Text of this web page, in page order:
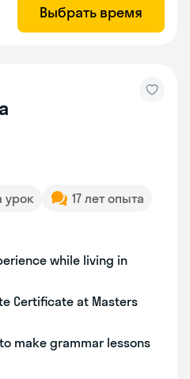
Выбрать время
урок
17 лет опыта
while living in
Certificate at Masters
make grammar lessons